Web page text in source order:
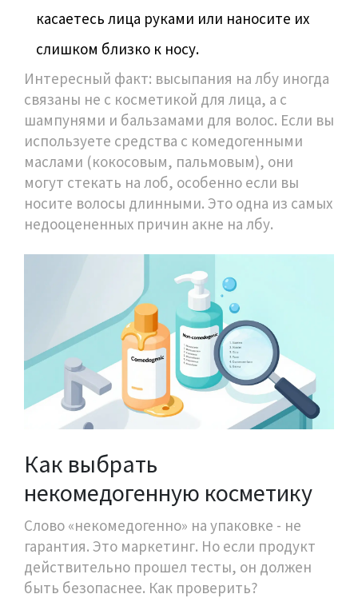
касаетесь лица руками или наносите их
слишком близко к носу.
Интересный факт: высыпания на лбу иногда
связаны не с косметикой для лица, а с
шампунями и бальзамами для волос. Если вы
используете средства с комедогенными
маслами (кокосовым, пальмовым), они
могут стекать на лоб, особенно если вы
носите волосы длинными. Это одна из самых
недооцененных причин акне на лбу.
Как выбрать
некомедогенную косметику
Слово «некомедогенно» на упаковке - не
гарантия. Это маркетинг. Но если продукт
действительно прошел тесты, он должен
быть безопаснее. Как проверить?